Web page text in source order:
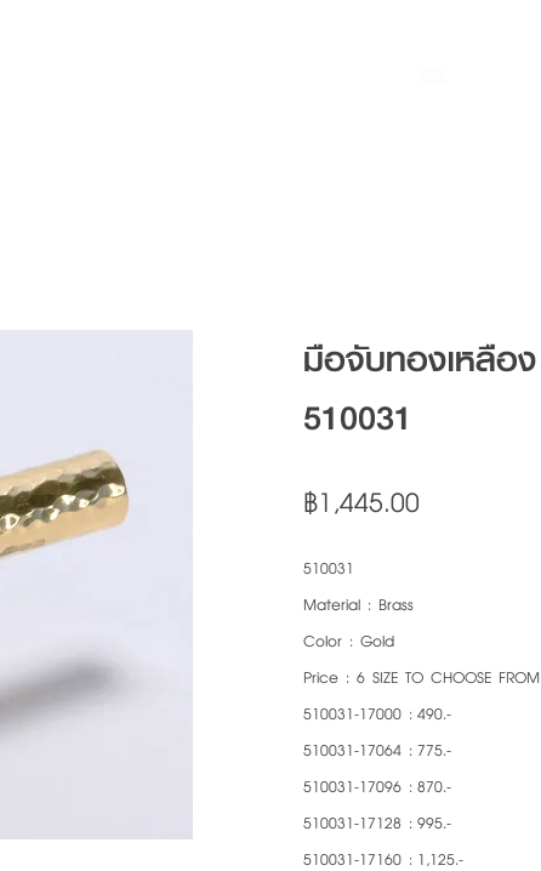
มือจับทองเหลือง
510031
฿1,445.00
510031
Material : Brass
Color : Gold
Price : 6 SIZE TO CHOOSE FROM
510031-17000 : 490.-
510031-17064 : 775.-
510031-17096 : 870.-
510031-17128 : 995.-
510031-17160 : 1,125.-